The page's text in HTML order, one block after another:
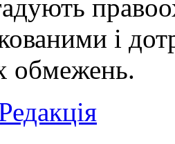
і
обмежень.